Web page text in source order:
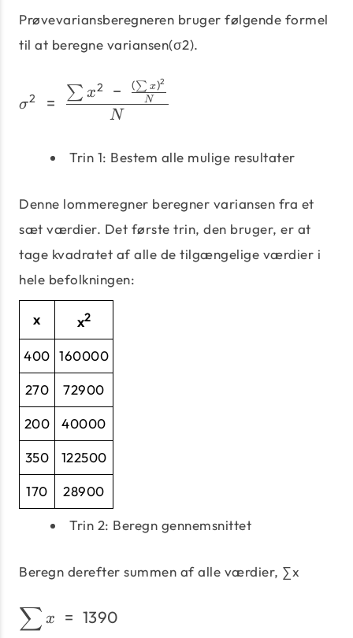
Prøvevariansberegneren bruger følgende formel
til at beregne variansen(σ2).
σ2 =
N
∑ x2 − N
(∑ x)2
Trin 1: Bestem alle mulige resultater
Denne lommeregner beregner variansen fra et
sæt værdier. Det første trin, den bruger, er at
tage kvadratet af alle de tilgængelige værdier i
hele befolkningen:
x x2
400 160000
270 72900
200 40000
350 122500
170 28900
Trin 2: Beregn gennemsnittet
Beregn derefter summen af ​​alle værdier, ∑x
∑ x = 1390